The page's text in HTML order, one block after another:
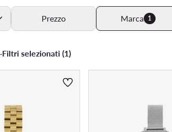
Prezzo Marca 1
·Filtri selezionati (1)